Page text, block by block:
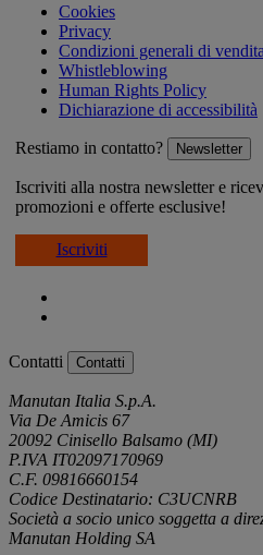
Cookies
Privacy
Condizioni generali di vendita
Whistleblowing
Human Rights Policy
Dichiarazione di accessibilità
Restiamo in contatto? Newsletter
Iscriviti alla nostra newsletter e
promozioni e offerte esclusive!
Iscriviti
Contatti Contatti
Manutan Italia S.p.A.
Via De Amicis 67
20092 Cinisello Balsamo (MI)
P.IVA IT02097170969
C.F. 09816660154
Codice Destinatario: C3UCNRB
Società a socio unico soggetta a
Manutan Holding SA